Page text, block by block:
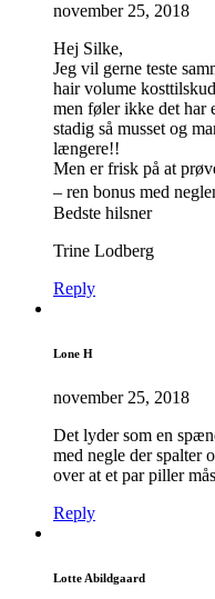
november 25, 2018
Hej Silke,
Jeg vil gerne teste
hair volume
men føler ikke det
stadig så musset og
længere!!
Men er frisk på at
– ren bonus med
Bedste hilsner
Trine Lodberg
Reply
Lone H
november 25, 2018
Det lyder som en
med negle der
over at et par piller
Reply
Lotte Abildgaard